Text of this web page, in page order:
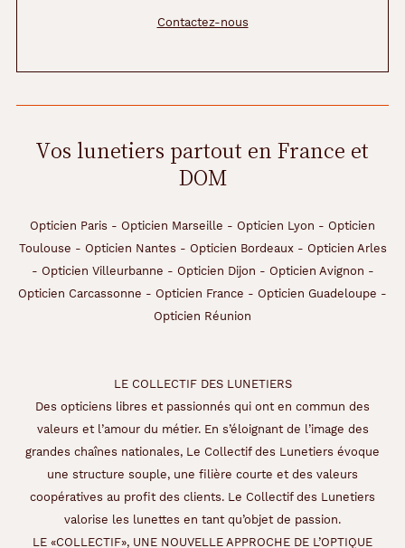
Contactez-nous
Vos lunetiers partout en France et
DOM
Opticien Paris - Opticien Marseille - Opticien Lyon - Opticien
Toulouse - Opticien Nantes - Opticien Bordeaux- Opticien Arles
- Opticien Villeurbanne - Opticien Dijon - Opticien Avignon -
Opticien Carcassonne - Opticien France - Opticien Guadeloupe -
Opticien Réunion
LE COLLECTIF DES LUNETIERS
Des opticiens libres et passionnés qui ont en commun des
valeurs et l’amour du métier. En s’éloignant de l’image des
grandes chaînes nationales, Le Collectif des Lunetiers évoque
une structure souple, une filière courte et des valeurs
coopératives au profit des clients. Le Collectif des Lunetiers
valorise les lunettes en tant qu’objet de passion.
LE «COLLECTIF», UNE NOUVELLE APPROCHE DE L’OPTIQUE